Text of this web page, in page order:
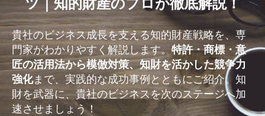
ツ｜知的財産のプロが徹底解説！
貴社のビジネス成長を支える知的財産戦略を、専
門家がわかりやすく解説します。特許・商標・意
匠の活用法から模倣対策、知財を活かした競争力
強化まで、実践的な成功事例とともにご紹介。知
財を武器に、貴社のビジネスを次のステージへ加
速させましょう！